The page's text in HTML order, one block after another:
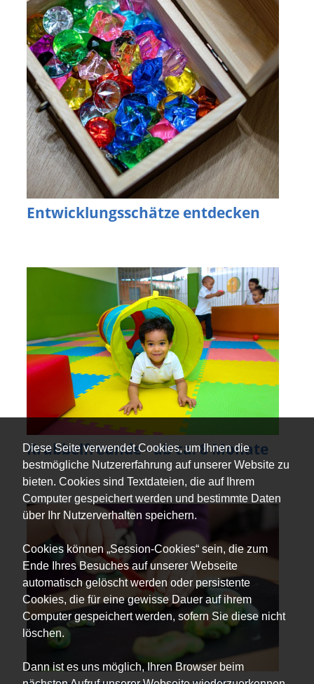
Diese Seite verwendet Cookies, um Ihnen die
bestmögliche Nutzererfahrung auf unserer Website zu
bieten. Cookies sind Textdateien, die auf Ihrem
Computer gespeichert werden und bestimmte Daten
über Ihr Nutzerverhalten speichern.
Cookies können „Session-Cookies“ sein, die zum
Ende Ihres Besuches auf unserer Webseite
automatisch gelöscht werden oder persistente
Cookies, die für eine gewisse Dauer auf ihrem
Computer gespeichert werden, sofern Sie diese nicht
löschen.
Dann ist es uns möglich, Ihren Browser beim
Entwicklungsschätze entdecken
Krabbelfreunde - ab ca. 8 Monate